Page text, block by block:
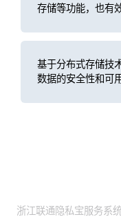
存储等功能，也有
基于分布式存储技
数据的安全性和可
浙江联通隐私宝服务系